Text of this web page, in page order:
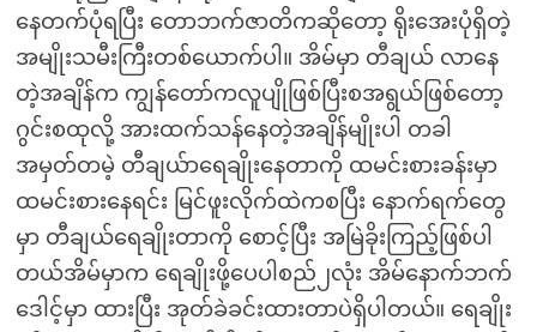
နေတက်ပုံရပြီး တောဘက်ဇာတိကဆိုတော့ ရိုးအေးပုံရှိတဲ့
အမျိုးသမီးကြီးတစ်ယောက်ပါ။ အိမ်မှာ တီချယ် လာနေ
တဲ့အချိန်က ကျွန်တော်ကလူပျိုဖြစ်ပြီးစအရွယ်ဖြစ်တော့
ဂွင်းစထုလို့ အားထက်သန်နေတဲ့အချိန်မျိုးပါ တခါ
အမှတ်တမဲ့ တီချယ်ာရေချိုးနေတာကို ထမင်းစားခန်းမှာ
ထမင်းစားနေရင်း မြင်ဖူးလိုက်ထဲကစပြီး နောက်ရက်တွေ
မှာ တီချယ်ရေချိုးတာကို စောင့်ပြီး အမြဲခိုးကြည့်ဖြစ်ပါ
တယ်အိမ်မှာက ရေချိုးဖို့ပေပါစည်၂လုံး အိမ်နောက်ဘက်
ဒေါင့်မှာ ထားပြီး အုတ်ခဲခင်းထားတာပဲရှိပါတယ်။ ရေချိုး